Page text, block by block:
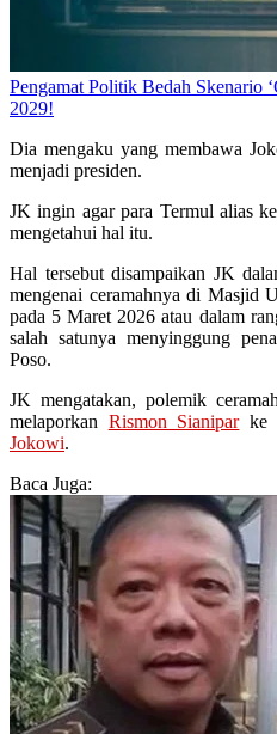
Pengamat Politik Bedah Skenario
2029!
Dia mengaku yang membawa
menjadi presiden.
JK ingin agar para Termul alias
mengetahui hal itu.
Hal tersebut disampaikan JK
mengenai ceramahnya di Masjid
pada 5 Maret 2026 atau dalam
salah satunya menyinggung
Poso.
JK mengatakan, polemik
melaporkan Rismon Sianiparke
Jokowi.
Baca Juga: